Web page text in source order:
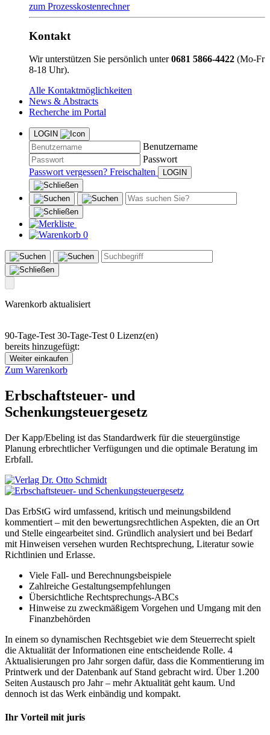
zum Prozesskostenrechner
Kontakt
Wir unterstützen Sie persönlich unter0681 5866-4422 (Mo-Fr
8-18 Uhr).
Alle Kontaktmöglichkeiten
News & Abstracts
Recherche im Portal
LOGIN
Benutzername
Passwort
Passwort vergessen? Freischalten
0
Warenkorb aktualisiert
90-Tage-Test 30-Tage-Test 0 Lizenz(en)
bereits hinzugefügt:
Weiter einkaufen
Zum Warenkorb
Erbschaftsteuer- und
Schenkungsteuergesetz
Der Kapp/Ebeling ist das Standardwerk für die steuergünstige
Planung erbrechtlicher Verfügungen und die optimale Beratung im
Erbfall.
Das ErbStG wird umfassend, kritisch und meinungsbildend
kommentiert – mit den bewertungsrechtlichen Aspekten, die an Ort
und Stelle eingearbeitet sind. Gründlich analysiert und bei Bedarf
mit Hinweisen versehen wurden Rechtsprechung, Literatur sowie
Richtlinien und Erlasse.
Viele Fall- und Berechnungsbeispiele
Zahlreiche Gestaltungsempfehlungen
Übersichtliche Rechtsprechungs-ABCs
Hinweise zu zweckmäßigem Vorgehen und Umgang mit den
Finanzbehörden
In einem so dynamischen Rechtsgebiet wie dem Steuerrecht spielt
die Aktualität der Informationen eine entscheidende Rolle. 4
Aktualisierungen pro Jahr sorgen dafür, dass die Kommentierung im
Printwerk und der Datenbank auf Stand gebracht wird. Über 1.200
Seiten Austausch pro Jahr – mehr Aktualität geht kaum. Und
dennoch ist das Werk einbändig und kompakt.
Ihr Vorteil mit juris